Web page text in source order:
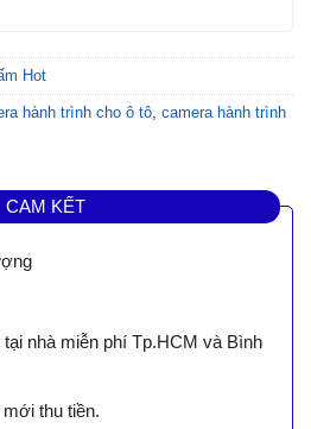
Hot
hành trình cho ô tô camera hành trình
CAM KẾT
tại nhà miễn phí Tp.HCM và Bình
thu tiền.